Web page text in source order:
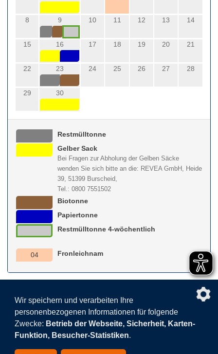
8 9 10 11 12 13 14
15 16 17 18 19 20 21
22 23 24 25 26 27 28
29 30
Restmülltonne
Gelber Sack
Bei Fragen zur Abholung der Gelben Säcke
wenden Sie sich bitte an die: REVEA GmbH, Heide
39, 51399 Burscheid,
Tel.: 0800 7551502
Biotonne
Papiertonne
Restmülltonne 4-wöchentlich
04 Fronleichnam
nach
Impressum
Wir speichern und verarbeiten Ihre
personenbezogenen Informationen für folgende
Zwecke: Betrieb der Webseite, Sicherheit, Karten-
Funktion, Besucher-Statistiken.